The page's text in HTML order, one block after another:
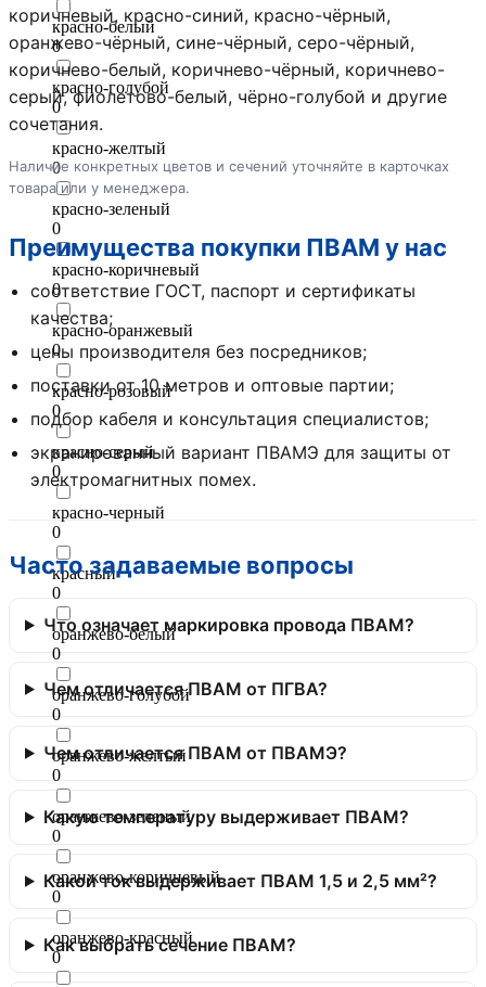
красно-белый
0
красно-голубой
0
красно-желтый
0
красно-зеленый
0
красно-коричневый
0
красно-оранжевый
0
красно-розовый
0
красно-серый
0
красно-черный
0
красный
0
оранжево-белый
0
оранжево-голубой
0
оранжево-желтый
0
оранжево-зеленый
0
оранжево-коричневый
0
оранжево-красный
0
коричневый, красно-синий, красно-чёрный,
оранжево-чёрный, сине-чёрный, серо-чёрный,
коричнево-белый, коричнево-чёрный, коричнево-
серый, фиолетово-белый, чёрно-голубой и другие
сочетания.
Наличие конкретных цветов и сечений уточняйте в карточках
товара или у менеджера.
Преимущества покупки ПВАМ у нас
соответствие ГОСТ, паспорт и сертификаты
качества;
цены производителя без посредников;
поставки от 10 метров и оптовые партии;
подбор кабеля и консультация специалистов;
экранированный вариант ПВАМЭ для защиты от
электромагнитных помех.
Часто задаваемые вопросы
Что означает маркировка провода ПВАМ?
Чем отличается ПВАМ от ПГВА?
Чем отличается ПВАМ от ПВАМЭ?
Какую температуру выдерживает ПВАМ?
Какой ток выдерживает ПВАМ 1,5 и 2,5 мм²?
Как выбрать сечение ПВАМ?